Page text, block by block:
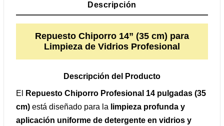
Descripción
Repuesto Chiporro 14” (35 cm) para
Limpieza de Vidrios Profesional
Descripción del Producto
El
Repuesto Chiporro Profesional 14 pulgadas (35
cm) está diseñado para la limpieza profunda y
aplicación uniforme de detergente en vidrios y